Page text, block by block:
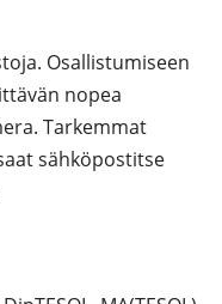
Osallistumiseen
nopea
Tarkemmat
sähköpostitse